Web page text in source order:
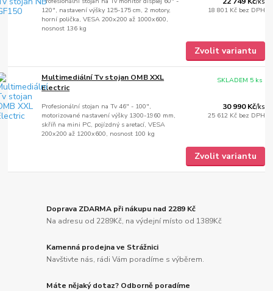
120", nastavení výšky 125-175 cm, 2 motory,
horní polička, VESA 200x200 až 1000x600,
nosnost 136 kg
18 801 Kč bez DPH
Zvolit variantu
Multimediální Tv stojan OMB XXL
Electric
Profesionální stojan na Tv 46" - 100",
motorizované nastavení výšky 1300-1960 mm,
skříň na mini PC, pojízdný s aretací, VESA
200x200 až 1200x600, nosnost 100 kg
30 990 Kč/ks
25 612 Kč bez DPH
SKLADEM 5 ks
Zvolit variantu
Doprava ZDARMA při nákupu nad 2289 Kč
Na adresu od 2289Kč, na výdejní místo od 1389Kč
Kamenná prodejna ve Strážnici
Navštivte nás, rádi Vám poradíme s výběrem.
Máte nějaký dotaz? Odborně poradíme